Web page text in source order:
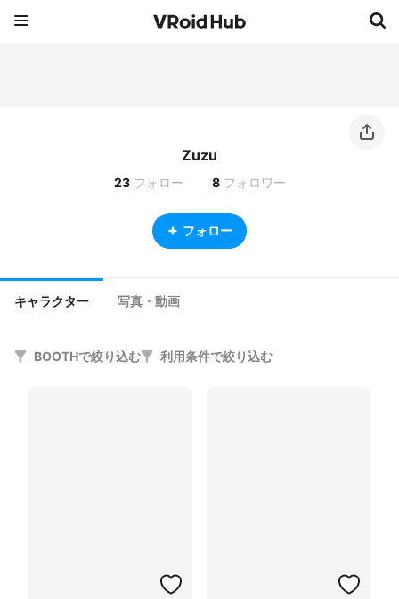
Zuzu
23 フォロー 8 フォロワー
フォロー
キャラクター 写真・動画
BOOTHで絞り込む 利用条件で絞り込む